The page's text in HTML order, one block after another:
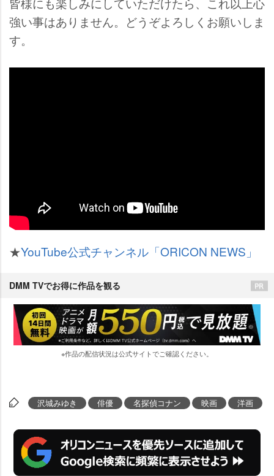
強い事はありません。どうぞよろしくお願いしま
す。
★YouTube公式チャンネル「ORICON NEWS」
DMM TVでお得に作品を観る
※作品の配信状況は公式サイトでご確認ください。
沢城みゆき 俳優 名探偵コナン 映画 洋画